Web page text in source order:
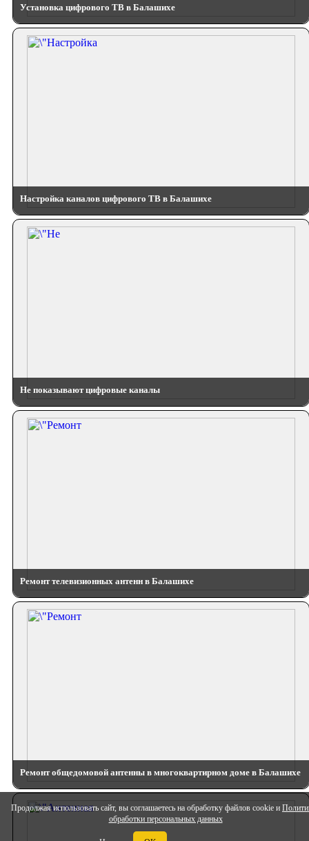
Продолжая использовать сайт, вы соглашаетесь на обработку файлов cookie и
обработки персональных данных
Установка цифрового ТВ в Балашихе
Настройка каналов цифрового ТВ в Балашихе
Не показывают цифровые каналы
Ремонт телевизионных антенн в Балашихе
Ремонт общедомовой антенны в многоквартирном доме в Балашихе